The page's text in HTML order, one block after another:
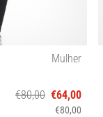
Mulher
€80,00 €64,00
€80,00